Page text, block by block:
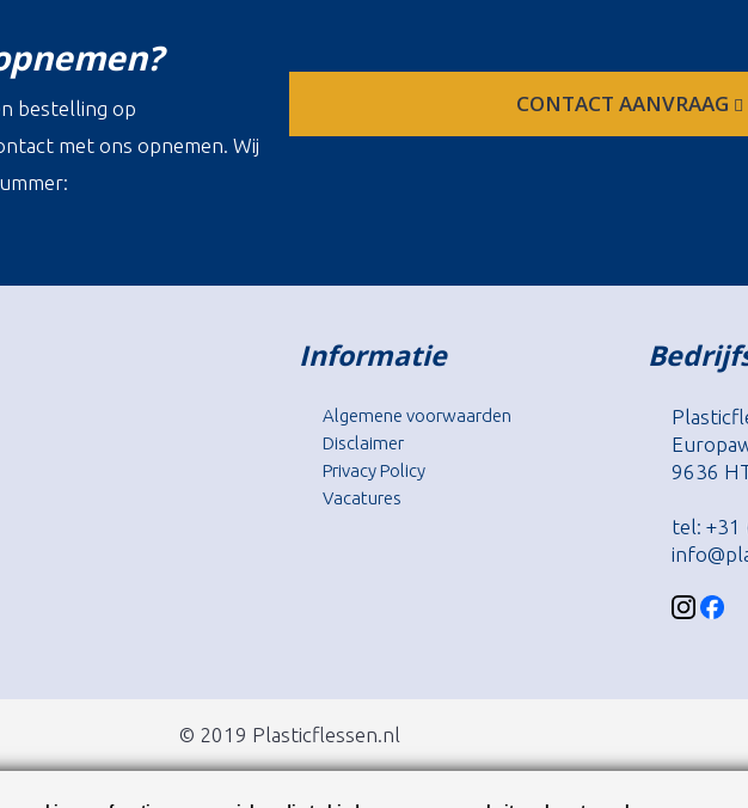
bestelling op
met ons opnemen. Wij
CONTACT AANVRAAG
Informatie
Algemene voorwaarden
Disclaimer
Privacy Policy
Vacatures
9636
tel: +31
© 2019 Plasticflessen.nl